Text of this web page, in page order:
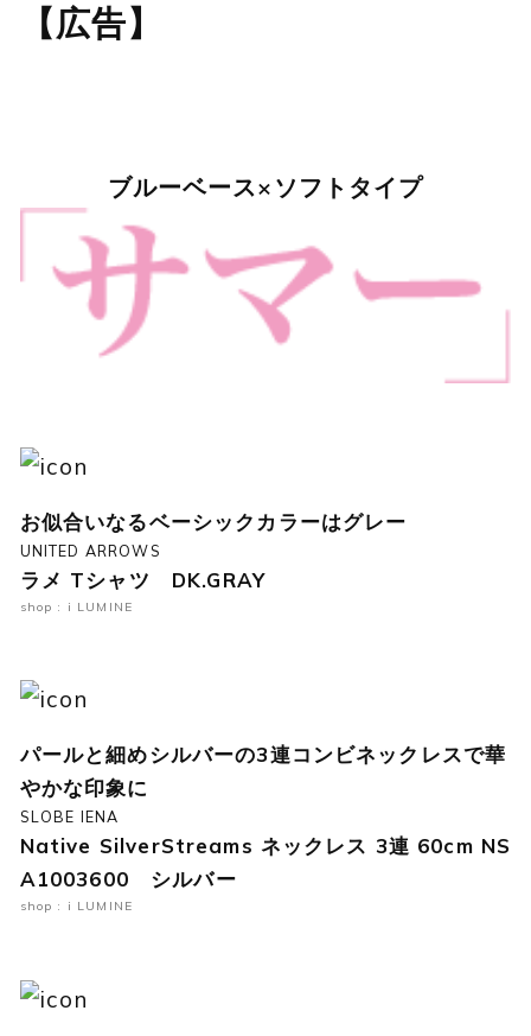
【広告】
ブルーベース×ソフトタイプ
お似合いなるベーシックカラーはグレー
UNITED ARROWS
ラメ Tシャツ DK.GRAY
shop : i LUMINE
パールと細めシルバーの3連コンビネックレスで華
やかな印象に
SLOBE IENA
Native SilverStreams ネックレス 3連 60cm NS
A1003600 シルバー
shop : i LUMINE